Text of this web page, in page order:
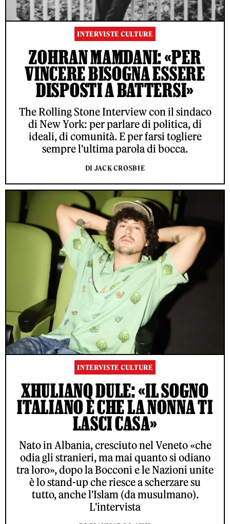
INTERVISTE CULTURE
ZOHRAN MAMDANI: «PER
VINCERE BISOGNA ESSERE
DISPOSTI A BATTERSI»
The Rolling Stone Interview con il sindaco
di New York: per parlare di politica, di
ideali, di comunità. E per farsi togliere
sempre l'ultima parola di bocca.
DI JACK CROSBIE
INTERVISTE CULTURE
XHULIANO DULE: «IL SOGNO
ITALIANO È CHE LA NONNA TI
LASCI CASA»
Nato in Albania, cresciuto nel Veneto «che
odia gli stranieri, ma mai quanto si odiano
tra loro», dopo la Bocconi e le Nazioni unite
è lo stand-up che riesce a scherzare su
tutto, anche l'Islam (da musulmano).
L'intervista